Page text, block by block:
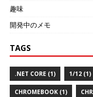
趣味
開発中のメモ
TAGS
.NET CORE (1) 1/12 (1)
CHROMEBOOK (1)